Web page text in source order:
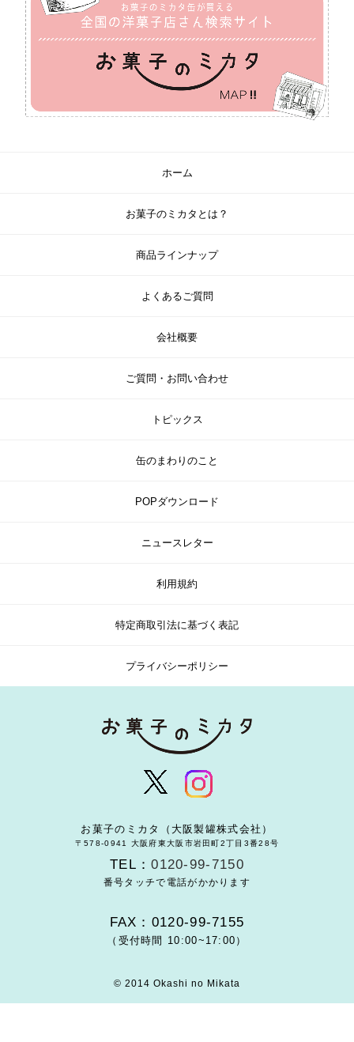
ホーム
お菓子のミカタとは？
商品ラインナップ
よくあるご質問
会社概要
ご質問・お問い合わせ
トピックス
缶のまわりのこと
POPダウンロード
ニュースレター
利用規約
特定商取引法に基づく表記
プライバシーポリシー
お菓子のミカタ（大阪製罐株式会社）
〒578-0941 大阪府東大阪市岩田町2丁目3番28号
TEL：0120-99-7150
番号タッチで電話がかかります
FAX：0120-99-7155
（受付時間 10:00~17:00）
© 2014 Okashi no Mikata